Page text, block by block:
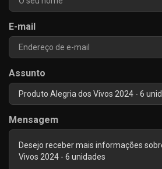
E-mail
Assunto
Mensagem